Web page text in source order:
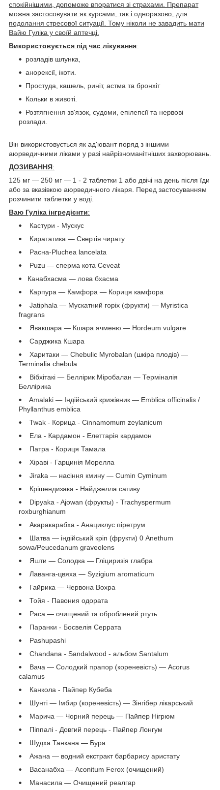
спокійнішими, допоможе впоратися зі страхами. Препарат
можна застосовувати як курсами, так і одноразово, для
подолання стресової ситуації. Тому ніколи не завадить мати
Вайю Гуліка у своїй аптечці.
Використовується під час лікування:
розладів шлунка,
анорексії, ікоти.
Простуда, кашель, риніт, астма та бронхіт
Кольки в животі.
Розтягнення зв'язок, судоми, епілепсії та нервові
розлади.
Він використовується як ад'ювант поряд з іншими
аюрведичними ліками у разі найрізноманітніших захворювань.
ДОЗИВАННЯ:
125 мг — 250 мг — 1 - 2 таблетки 1 або двічі на день після їди
або за вказівкою аюрведичного лікаря. Перед застосуванням
розчинити таблетки у воді.
Ваю Гуліка інгредієнти:
Кастури - Мускус
Кирататика — Свертія чирату
Расна-Pluchea lancelata
Puzu — сперма кота Ceveat
Канабхасма — лова бхасма
Карпура — Камфора — Кориця камфора
Jatiphala — Мускатний горіх (фрукти) — Myristica
fragrans
Явакшара — Кшара ячменю — Hordeum vulgare
Сарджика Кшара
Харитаки — Chebulic Myrobalan (шкіра плодів) —
Terminalia chebula
Вібхітакі — Беллірик Міробалан — Терміналія
Беллірика
Amalaki — Індійський крижівник — Emblica officinalis /
Phyllanthus emblica
Twak - Корица - Cinnamomum zeylanicum
Ела - Кардамон - Елеттарія кардамон
Патра - Кориця Тамала
Хіраві - Гарцинія Морелла
Jiraka — насіння кмину — Cumin Cyminum
Крішендизака - Найджелла сативу
Dipyaka - Ajowan (фрукты) - Trachyspermum
roxburghianum
Акаракарабха - Анациклус піретрум
Шатва — індійський кріп (фрукти) 0 Anethum
sowa/Peucedanum graveolens
Яшти — Солодка — Гліциризія глабра
Лаванга-цвяха — Syzigium aromaticum
Гайрика — Червона Вохра
Тойя - Павония одората
Раса — очищений та оброблений ртуть
Паранки - Босвелія Серрата
Pashupashi
Chandana - Sandalwood - альбом Santalum
Вача — Солодкий прапор (кореневість) — Acorus
calamus
Канкола - Пайпер Кубеба
Шунті — Імбир (кореневість) — Зінгібер лікарський
Марича — Чорний перець — Пайпер Нігрюм
Піппалі - Довгий перець - Пайпер Лонгум
Шудха Танкана — Бура
Ажана — водний екстракт барбарису аристату
Васанабха — Aconitum Ferox (очищений)
Манасила — Очищений реалгар